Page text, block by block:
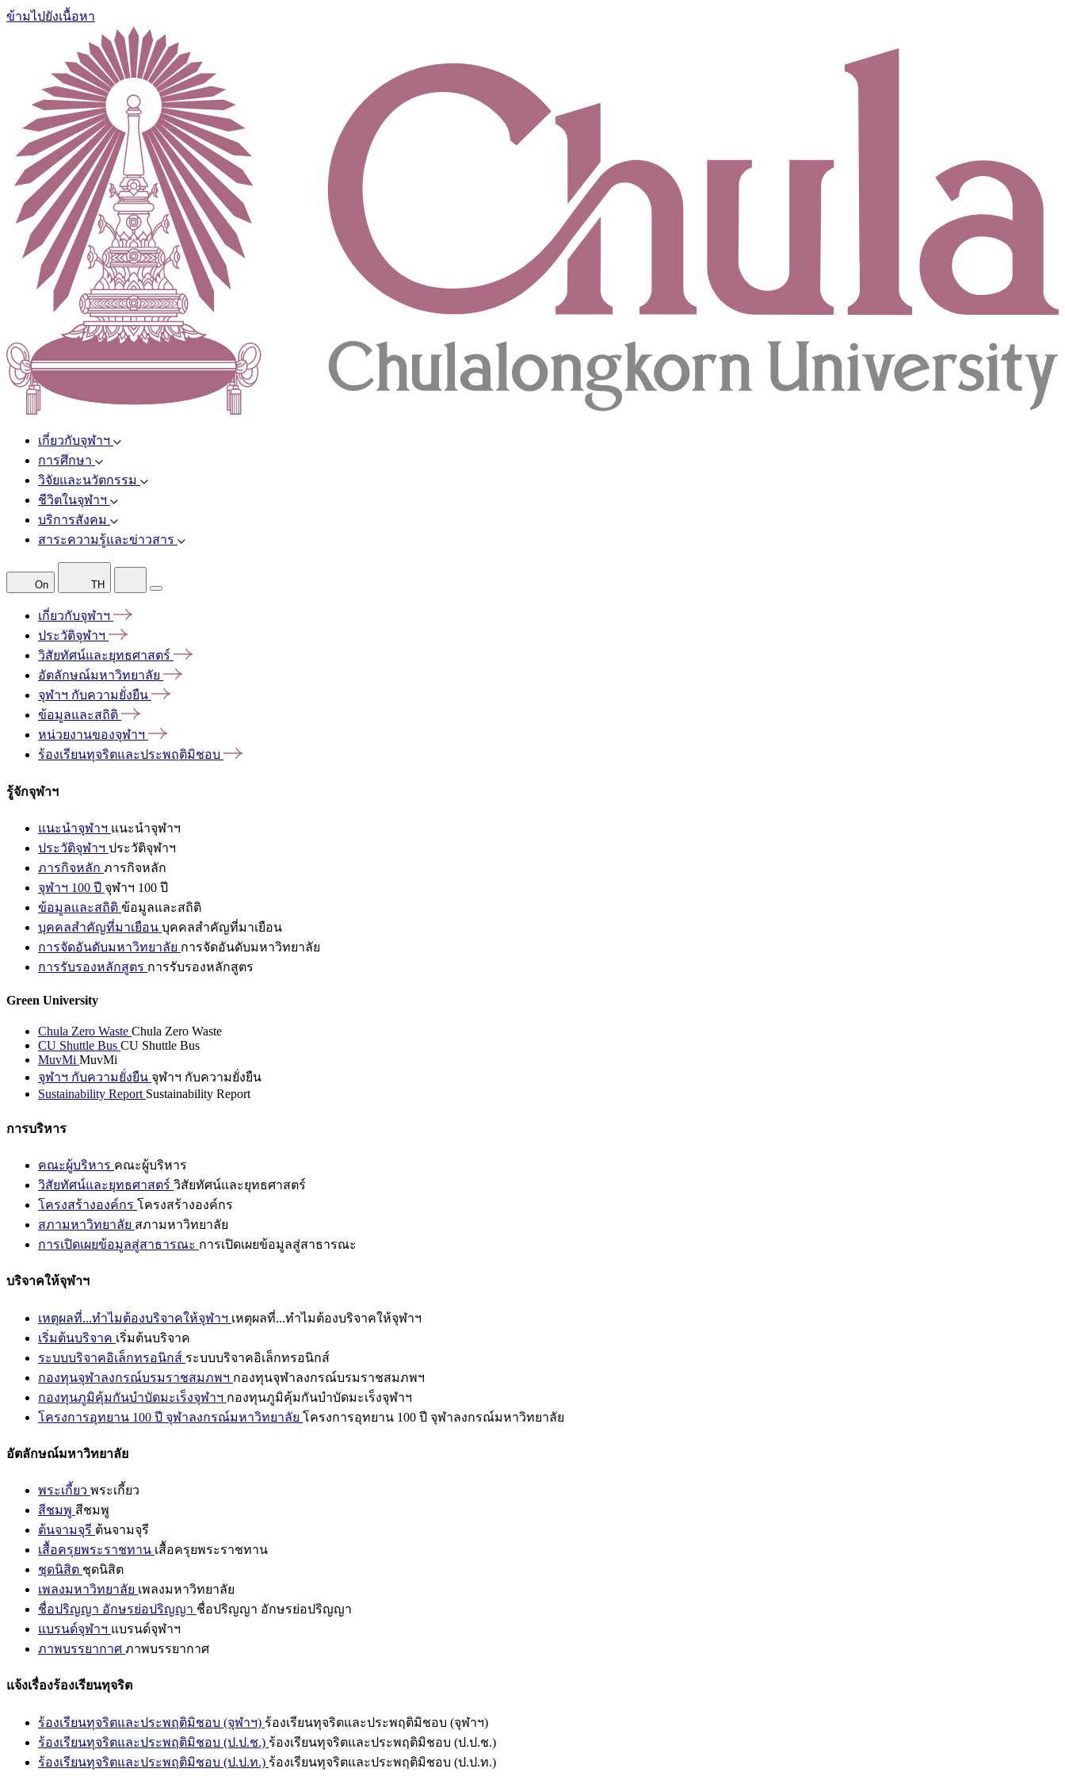
ข้ามไปยังเนื้อหา
เกี่ยวกับจุฬาฯ
การศึกษา
วิจัยและนวัตกรรม
ชีวิตในจุฬาฯ
บริการสังคม
สาระความรู้และข่าวสาร
On TH
เกี่ยวกับจุฬาฯ
ประวัติจุฬาฯ
วิสัยทัศน์และยุทธศาสตร์
อัตลักษณ์มหาวิทยาลัย
จุฬาฯ กับความยั่งยืน
ข้อมูลและสถิติ
หน่วยงานของจุฬาฯ
ร้องเรียนทุจริตและประพฤติมิชอบ
รู้จักจุฬาฯ
แนะนำจุฬาฯ แนะนำจุฬาฯ
ประวัติจุฬาฯ ประวัติจุฬาฯ
ภารกิจหลัก ภารกิจหลัก
จุฬาฯ 100 ปี จุฬาฯ 100 ปี
ข้อมูลและสถิติ ข้อมูลและสถิติ
บุคคลสำคัญที่มาเยือน บุคคลสำคัญที่มาเยือน
การจัดอันดับมหาวิทยาลัย การจัดอันดับมหาวิทยาลัย
การรับรองหลักสูตร การรับรองหลักสูตร
Green University
Chula Zero Waste Chula Zero Waste
CU Shuttle Bus CU Shuttle Bus
MuvMi MuvMi
จุฬาฯ กับความยั่งยืน จุฬาฯ กับความยั่งยืน
Sustainability Report Sustainability Report
การบริหาร
คณะผู้บริหาร คณะผู้บริหาร
วิสัยทัศน์และยุทธศาสตร์ วิสัยทัศน์และยุทธศาสตร์
โครงสร้างองค์กร โครงสร้างองค์กร
สภามหาวิทยาลัย สภามหาวิทยาลัย
การเปิดเผยข้อมูลสู่สาธารณะ การเปิดเผยข้อมูลสู่สาธารณะ
บริจาคให้จุฬาฯ
เหตุผลที่...ทำไมต้องบริจาคให้จุฬาฯ เหตุผลที่...ทำไมต้องบริจาคให้จุฬาฯ
เริ่มต้นบริจาค เริ่มต้นบริจาค
ระบบบริจาคอิเล็กทรอนิกส์ ระบบบริจาคอิเล็กทรอนิกส์
กองทุนจุฬาลงกรณ์บรมราชสมภพฯ กองทุนจุฬาลงกรณ์บรมราชสมภพฯ
กองทุนภูมิคุ้มกันบำบัดมะเร็งจุฬาฯ กองทุนภูมิคุ้มกันบำบัดมะเร็งจุฬาฯ
โครงการอุทยาน 100 ปี จุฬาลงกรณ์มหาวิทยาลัย โครงการอุทยาน 100 ปี จุฬาลงกรณ์มหาวิทยาลัย
อัตลักษณ์มหาวิทยาลัย
พระเกี้ยว พระเกี้ยว
สีชมพู สีชมพู
ต้นจามจุรี ต้นจามจุรี
เสื้อครุยพระราชทาน เสื้อครุยพระราชทาน
ชุดนิสิต ชุดนิสิต
เพลงมหาวิทยาลัย เพลงมหาวิทยาลัย
ชื่อปริญญา อักษรย่อปริญญา ชื่อปริญญา อักษรย่อปริญญา
แบรนด์จุฬาฯ แบรนด์จุฬาฯ
ภาพบรรยากาศ ภาพบรรยากาศ
แจ้งเรื่องร้องเรียนทุจริต
ร้องเรียนทุจริตและประพฤติมิชอบ (จุฬาฯ) ร้องเรียนทุจริตและประพฤติมิชอบ (จุฬาฯ)
ร้องเรียนทุจริตและประพฤติมิชอบ (ป.ป.ช.) ร้องเรียนทุจริตและประพฤติมิชอบ (ป.ป.ช.)
ร้องเรียนทุจริตและประพฤติมิชอบ (ป.ป.ท.) ร้องเรียนทุจริตและประพฤติมิชอบ (ป.ป.ท.)